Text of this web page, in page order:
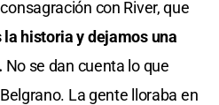
con River, que
historia y dejamos una
No se dan cuenta lo que
La gente lloraba en